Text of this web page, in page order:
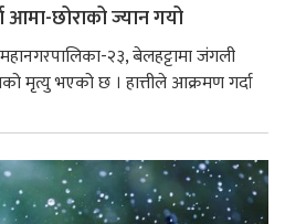
आमा-छोराको ज्यान गयो
२३, बेलहट्टामा जंगली
मृत्यु भएको छ । हात्तीले आक्रमण गर्दा